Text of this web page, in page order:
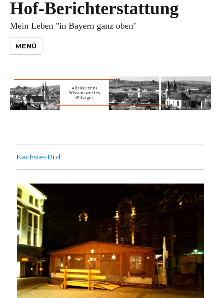
Hof-Berichterstattung
Mein Leben "in Bayern ganz oben"
MENÜ
Nächstes Bild